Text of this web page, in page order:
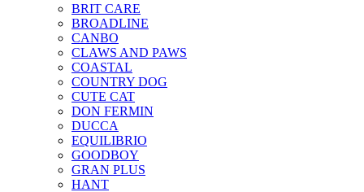
BRIT CARE
BROADLINE
CANBO
CLAWS AND PAWS
COASTAL
COUNTRY DOG
CUTE CAT
DON FERMIN
DUCCA
EQUILIBRIO
GOODBOY
GRAN PLUS
HANT